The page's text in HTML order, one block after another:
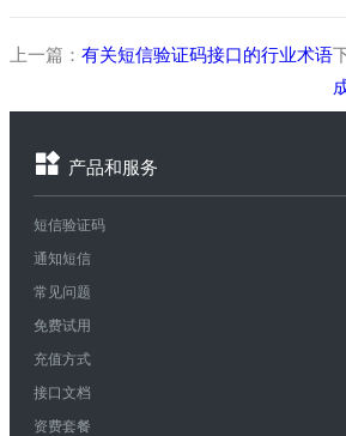
上一篇： 有关短信验证码接口的行业术语
产品和服务
短信验证码
通知短信
常见问题
免费试用
充值方式
接口文档
资费套餐